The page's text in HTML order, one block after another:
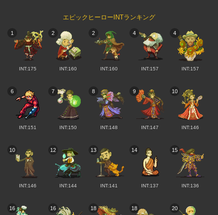
エピックヒーローINTランキング
1
INT:175
2
INT:160
2
INT:160
4
INT:157
4
INT:157
6
INT:151
7
INT:150
8
INT:148
9
INT:147
10
INT:146
10
INT:146
12
INT:144
13
INT:141
14
INT:137
15
INT:136
16 16 18 18 20